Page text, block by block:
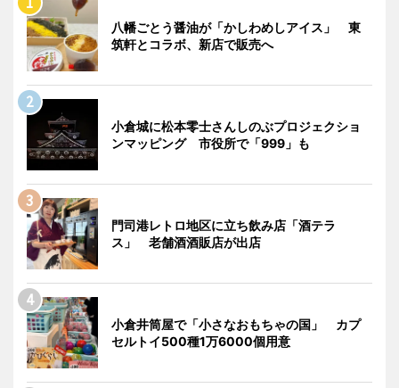
八幡ごとう醤油が「かしわめしアイス」 東
筑軒とコラボ、新店で販売へ
小倉城に松本零士さんしのぶプロジェクショ
ンマッピング 市役所で「999」も
門司港レトロ地区に立ち飲み店「酒テラ
ス」 老舗酒酒販店が出店
小倉井筒屋で「小さなおもちゃの国」 カプ
セルトイ500種1万6000個用意